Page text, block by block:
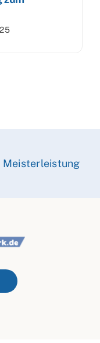
Meisterleistung